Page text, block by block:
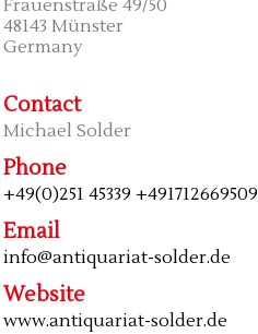
Frauenstraße 49/50
48143 Münster
Germany
Contact
Michael Solder
Phone
+49(0)251 45339 +491712669509
Email
info@antiquariat-solder.de
Website
www.antiquariat-solder.de